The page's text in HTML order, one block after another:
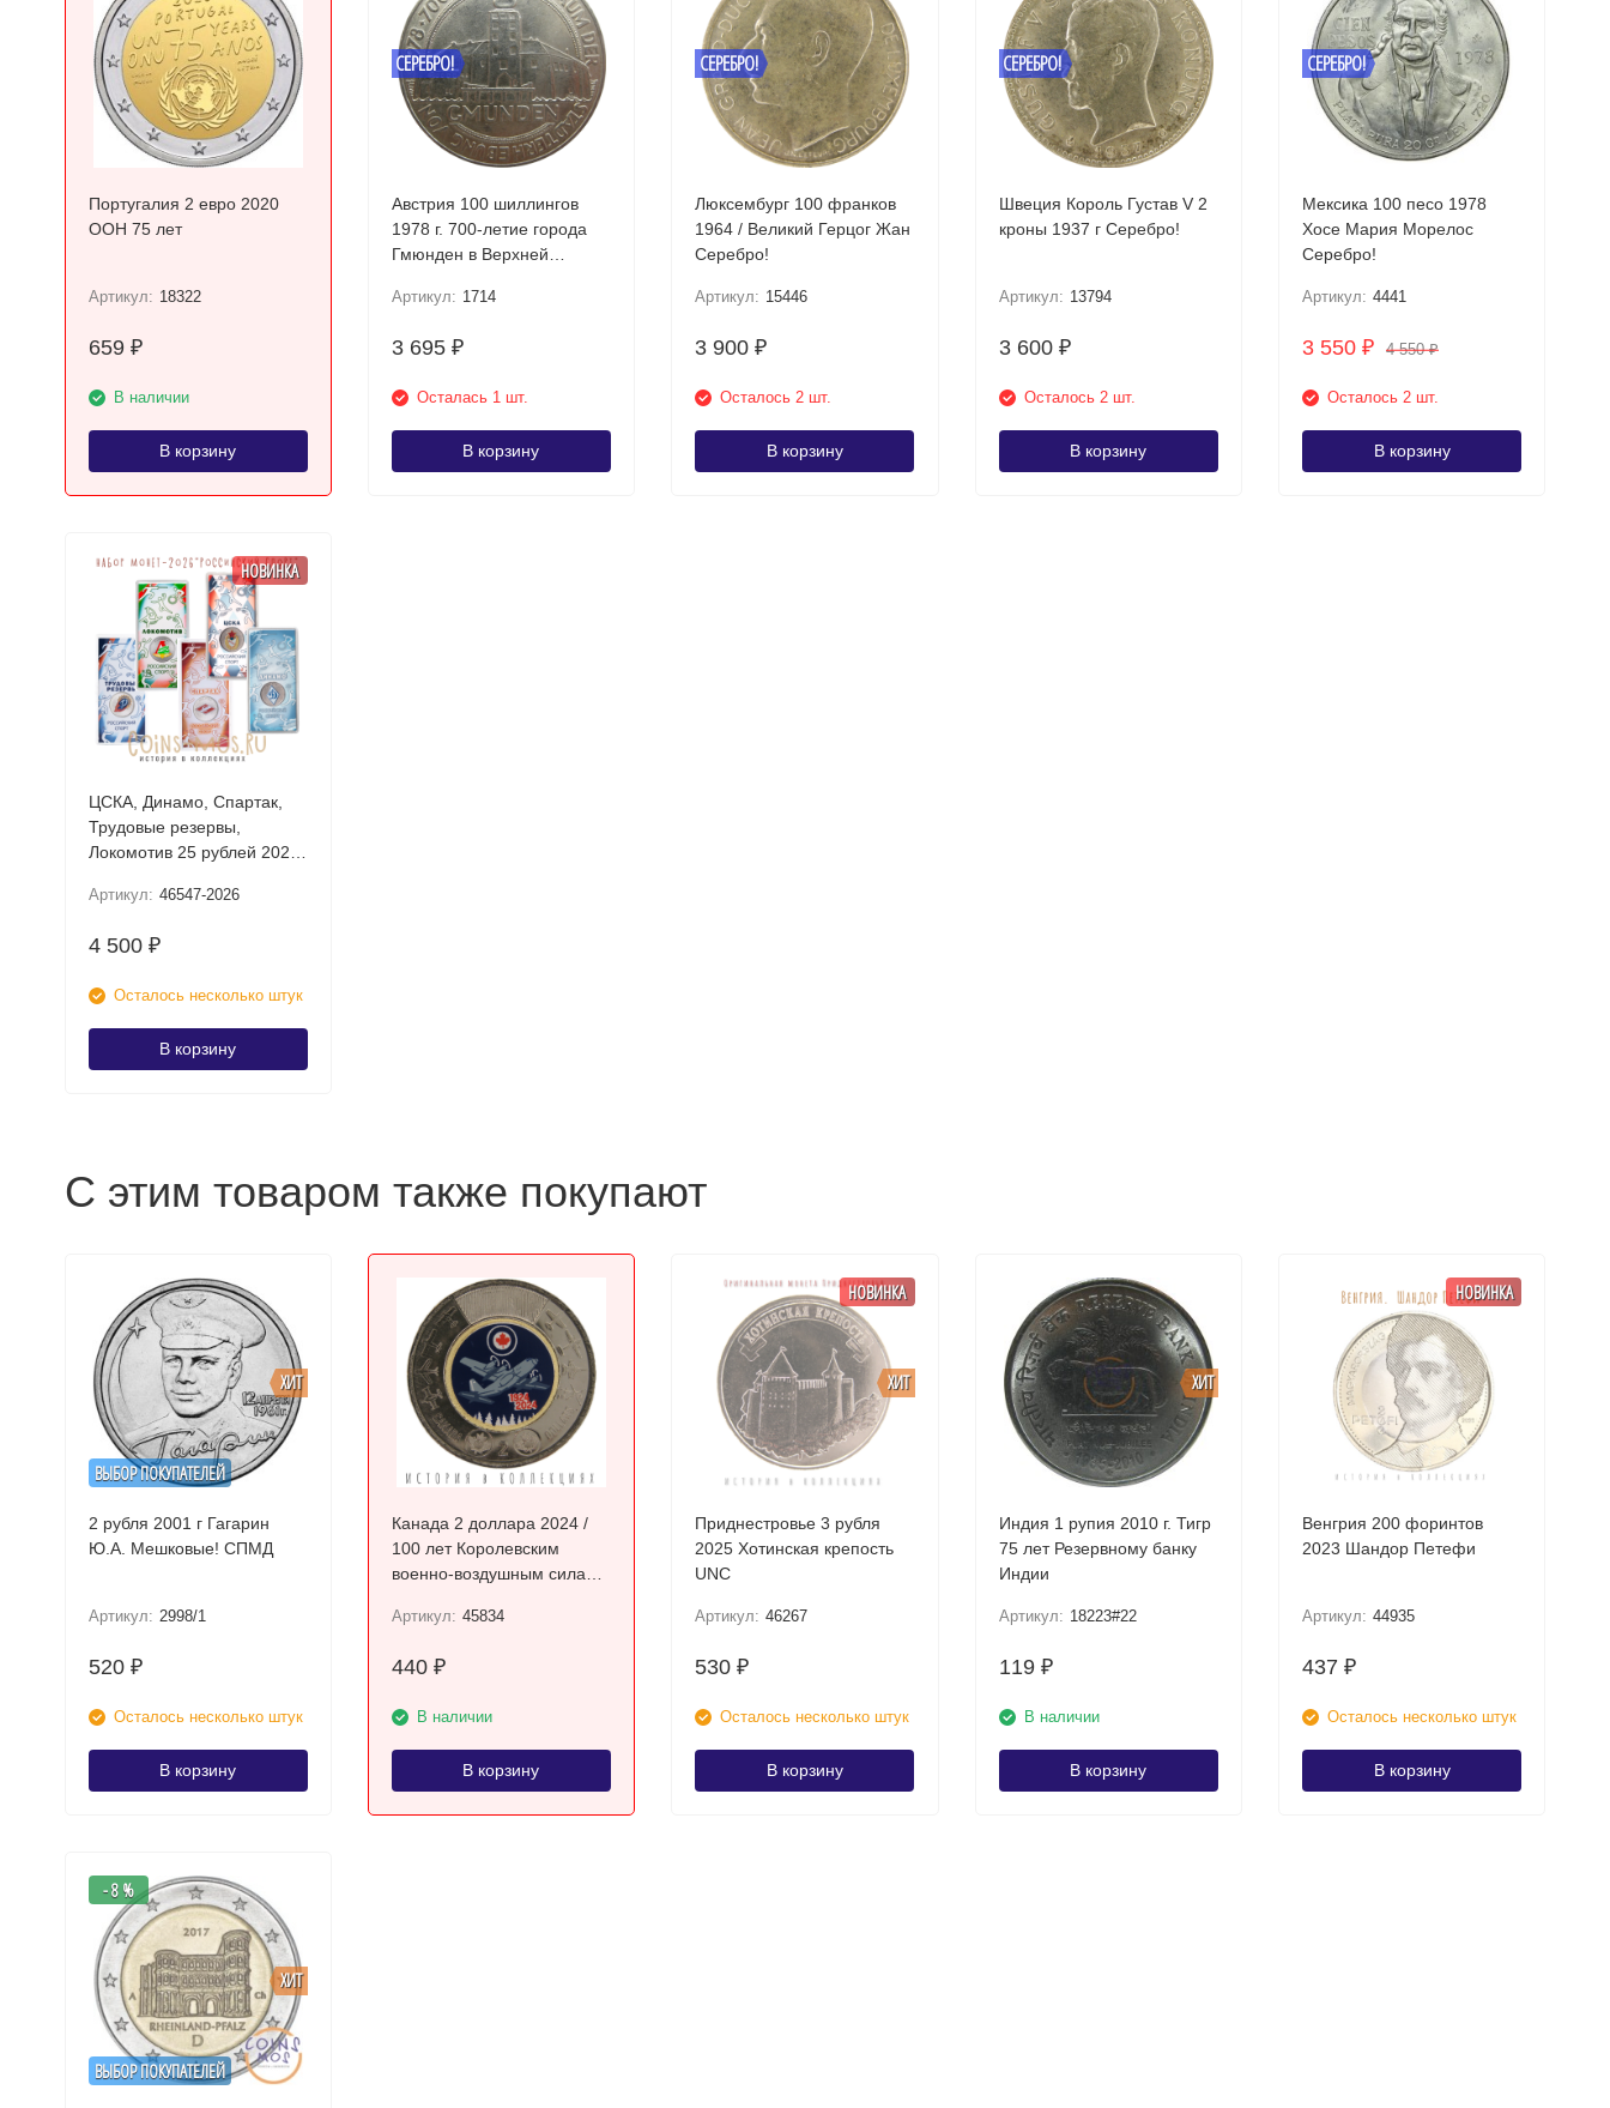
Португалия 2 евро 2020
ООН 75 лет
Артикул: 18322
659 ₽
В наличии
В корзину
СЕРЕБРО!
Австрия 100 шиллингов
1978 г. 700-летие города
Гмюнден в Верхней
Артикул: 1714
3 695 ₽
Осталась 1 шт.
В корзину
СЕРЕБРО!
Люксембург 100 франков
1964 / Великий Герцог Жан
Серебро!
Артикул: 15446
3 900₽
Осталось 2 шт.
В корзину
СЕРЕБРО!
Швеция Король Густав V 2
кроны 1937 г Серебро!
Артикул: 13794
3 600 ₽
Осталось 2 шт.
В корзину
СЕРЕБРО!
Мексика 100 песо 1978
Хосе Мария Морелос
Серебро!
Артикул: 4441
3 550₽ 4 550₽
Осталось 2 шт.
В корзину
НОВИНКА
ЦСКА, Динамо, Спартак,
Трудовые резервы,
Локомотив 25 рублей 2026
Набор цветных монет в
Артикул: 46547-2026
4 500 ₽
Осталось несколько штук
В корзину
С этим товаром также покупают
ВЫБОР ПОКУПАТЕЛЕЙ
ХИТ
2 рубля 2001 г Гагарин
Ю.А. Мешковые! СПМД
Артикул: 2998/1
520 ₽
Осталось несколько штук
В корзину
Канада 2 доллара 2024 /
100 лет Королевским
военно-воздушным силам
монета
Артикул: 45834
440 ₽
В наличии
В корзину
ХИТ
НОВИНКА
Приднестровье 3 рубля
2025 Хотинская крепость
UNC
Артикул: 46267
530₽
Осталось несколько штук
В корзину
ХИТ
Индия 1 рупия 2010 г. Тигр
75 лет Резервному банку
Индии
Артикул: 18223#22
119 ₽
В наличии
В корзину
НОВИНКА
Венгрия 200 форинтов
2023 Шандор Петефи
Артикул: 44935
437₽
Осталось несколько штук
В корзину
ВЫБОР ПОКУПАТЕЛЕЙ
ХИТ
- 8 %